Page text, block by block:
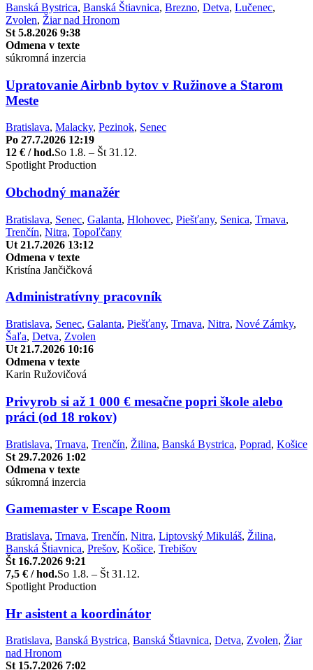
Banská Bystrica, Banská Štiavnica, Brezno, Detva, Lučenec,
Zvolen, Žiar nad Hronom
St 5.8.2026 9:38
Odmena v texte
súkromná inzercia
Upratovanie Airbnb bytov v Ružinove a Starom
Meste
Bratislava, Malacky, Pezinok, Senec
Po 27.7.2026 12:19
12 € / hod.So 1.8. – Št 31.12.
Spotlight Production
Obchodný manažér
Bratislava, Senec, Galanta, Hlohovec, Piešťany, Senica, Trnava,
Trenčín, Nitra, Topoľčany
Ut 21.7.2026 13:12
Odmena v texte
Kristína Jančičková
Administratívny pracovník
Bratislava, Senec, Galanta, Piešťany, Trnava, Nitra, Nové Zámky,
Šaľa, Detva, Zvolen
Ut 21.7.2026 10:16
Odmena v texte
Karin Ružovičová
Privyrob si až 1 000 € mesačne popri škole alebo
práci (od 18 rokov)
Bratislava, Trnava, Trenčín, Žilina, Banská Bystrica, Poprad, Košice
St 29.7.2026 1:02
Odmena v texte
súkromná inzercia
Gamemaster v Escape Room
Bratislava, Trnava, Trenčín, Nitra, Liptovský Mikuláš, Žilina,
Banská Štiavnica, Prešov, Košice, Trebišov
Št 16.7.2026 9:21
7,5 € / hod.So 1.8. – Št 31.12.
Spotlight Production
Hr asistent a koordinátor
Bratislava, Banská Bystrica, Banská Štiavnica, Detva, Zvolen, Žiar
nad Hronom
St 15.7.2026 7:02